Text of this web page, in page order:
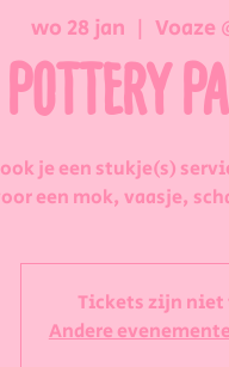
wo 28 jan
  |
Voaze
POTTERY
je een stukje(s)
een mok, vaasje,
Tickets zijn niet
Andere